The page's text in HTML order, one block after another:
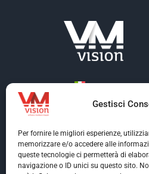
Gestisci
Per fornire le migliori esperienze,
memorizzare e/o accedere alle
queste tecnologie ci permetterà di
navigazione o ID unici su questo sito.